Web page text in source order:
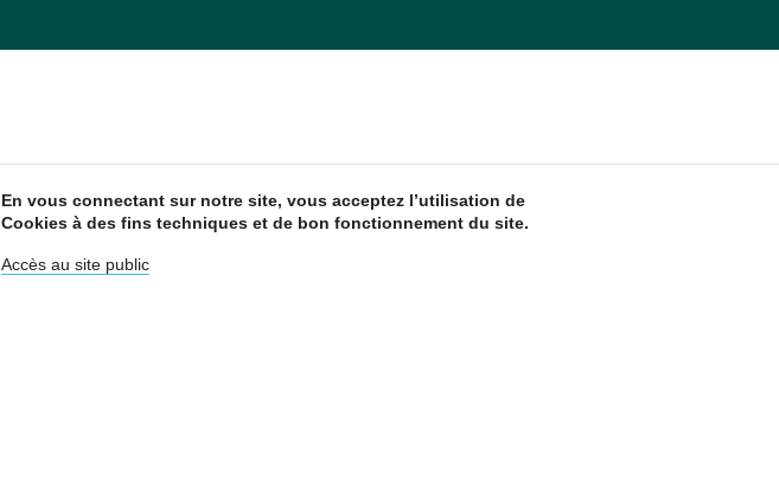
En vous connectant sur notre site, vous acceptez l’utilisation de
Cookies à des fins techniques et de bon fonctionnement du site.
Accès au site public